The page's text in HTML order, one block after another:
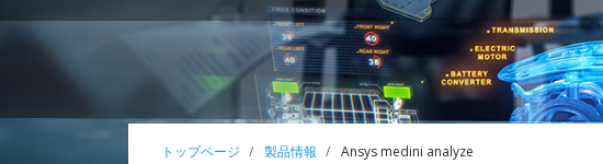
トップページ 製品情報 Ansys medini analyze